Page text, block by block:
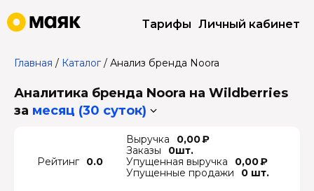
Тарифы Личный кабинет
Главная / Каталог/ Анализ бренда Noora
Аналитика бренда Noora на Wildberries
за месяц (30 суток)
Рейтинг 0.0
Выручка
0,00 ₽
Заказы
0шт.
Упущенная выручка
0,00 ₽
Упущенные продажи
0 шт.